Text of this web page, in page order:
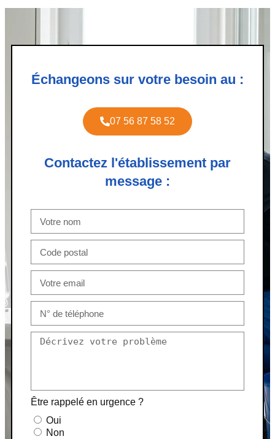
Échangeons sur votre besoin au :
07 56 87 58 52
Contactez l'établissement par
message :
Être rappelé en urgence ?
Oui
Non